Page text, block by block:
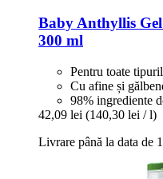
Baby Anthyllis
300 ml
Pentru toate
Cu afine și
98% ingrediente
42,09 lei (140,30 lei / l)
Livrare până la data de